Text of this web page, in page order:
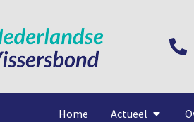
Home Actueel